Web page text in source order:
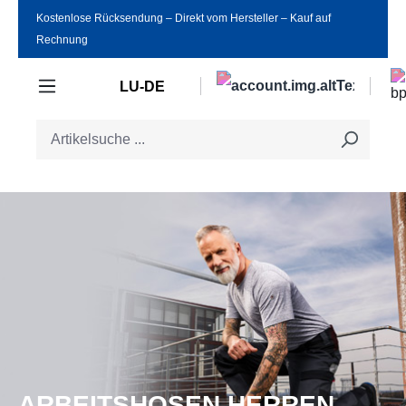
Zum Hauptinhalt springen
Kostenlose Rücksendung ‒ Direkt vom Hersteller ‒ Kauf auf
Rechnung
LU-DE